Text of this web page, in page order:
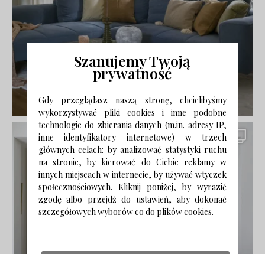
Szanujemy Twoją
prywatność
Gdy przeglądasz naszą stronę, chcielibyśmy
wykorzystywać pliki cookies i inne podobne
technologie do zbierania danych (m.in. adresy IP,
inne identyfikatory internetowe) w trzech
głównych celach: by analizować statystyki ruchu
na stronie, by kierować do Ciebie reklamy w
innych miejscach w internecie, by używać wtyczek
społecznościowych. Kliknij poniżej, by wyrazić
zgodę albo przejdź do ustawień, aby dokonać
szczegółowych wyborów co do plików cookies.